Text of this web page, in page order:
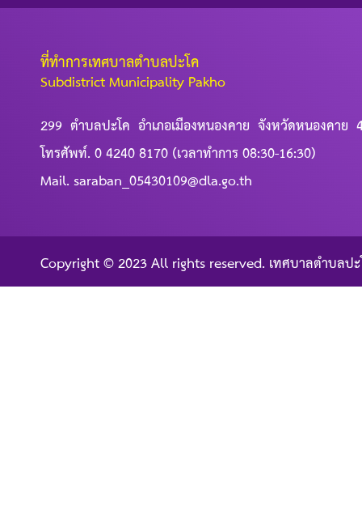
ที่ทำการเทศบาลตำบลปะโค
Subdistrict Municipality Pakho
299 ตำบลปะโค อำเภอเมืองหนองคาย จังหวัดหนองคาย
โทรศัพท์. 0 4240 8170 (เวลาทำการ 08:30-16:30)
Mail. saraban_05430109@dla.go.th
Copyright © 2023 All rights reserved. เทศบาลตำบลป